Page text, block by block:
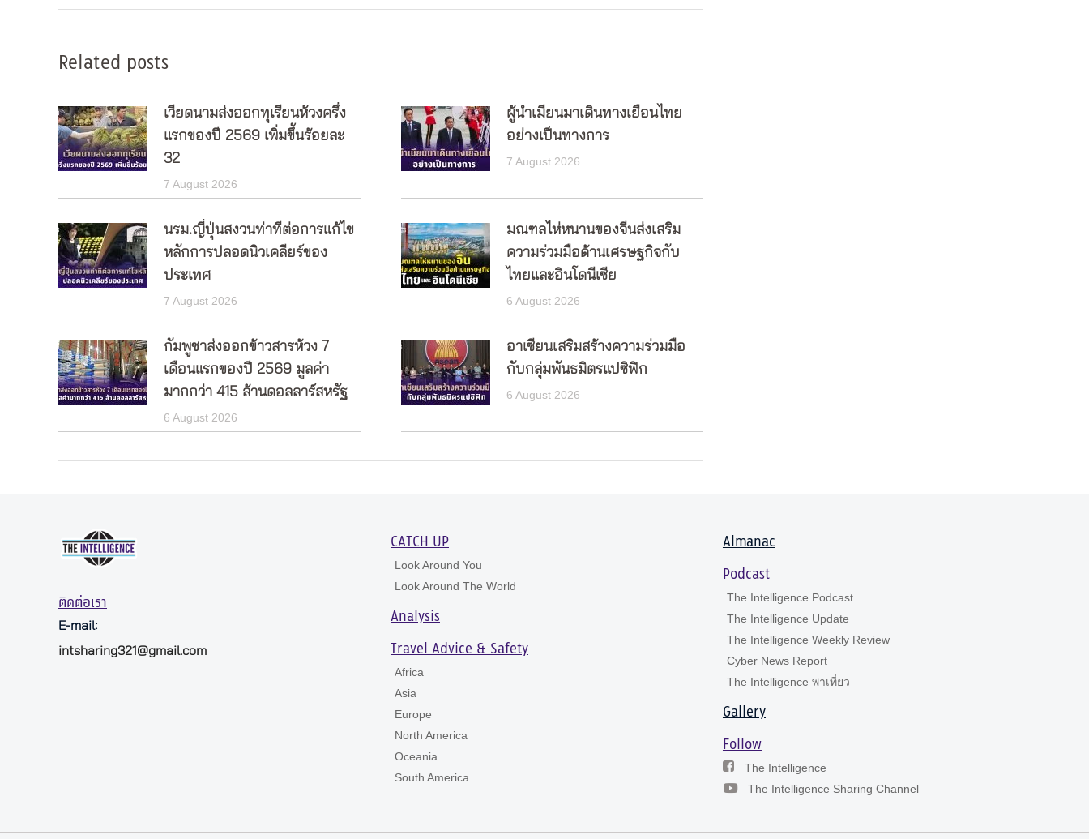
Related posts
เวียดนามส่งออกทุเรียนห้วงครึ่ง
แรกของปี 2569 เพิ่มขึ้นร้อยละ
32
7 August 2026
ผู้นำเมียนมาเดินทางเยือนไทย
อย่างเป็นทางการ
7 August 2026
นรม.ญี่ปุ่นสงวนท่าทีต่อการแก้ไข
หลักการปลอดนิวเคลียร์ของ
ประเทศ
7 August 2026
มณฑลไห่หนานของจีนส่งเสริม
ความร่วมมือด้านเศรษฐกิจกับ
ไทยและอินโดนีเซีย
6 August 2026
กัมพูชาส่งออกข้าวสารห้วง 7
เดือนแรกของปี 2569 มูลค่า
มากกว่า 415 ล้านดอลลาร์สหรัฐ
6 August 2026
อาเซียนเสริมสร้างความร่วมมือ
กับกลุ่มพันธมิตรแปซิฟิก
6 August 2026
ติดต่อเรา
E-mail:
intsharing321@gmail.com
CATCH UP
Look Around You
Look Around The World
Analysis
Travel Advice & Safety
Africa
Asia
Europe
North America
Oceania
South America
Almanac
Podcast
The Intelligence Podcast
The Intelligence Update
The Intelligence Weekly Review
Cyber News Report
The Intelligence พาเที่ยว
Gallery
Follow
The Intelligence
The Intelligence Sharing Channel